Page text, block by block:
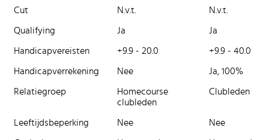
Cut N.v.t. N.v.t.
Qualifying Ja Ja
Handicapvereisten +9.9 - 20.0 +9.9 - 40.0
Handicapverrekening Nee Ja, 100%
Relatiegroep
Homecourse
clubleden
Clubleden
Leeftijdsbeperking Nee Nee